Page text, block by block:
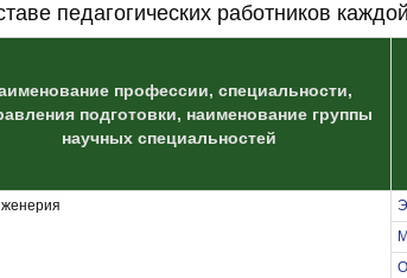
педагогических работников
профессии, специальности,
подготовки, наименование группы
научных специальностей